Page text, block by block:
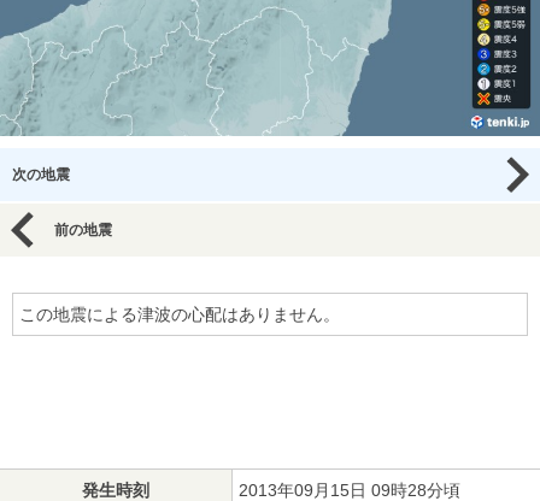
次の地震
前の地震
この地震による津波の心配はありません。
発生時刻 2013年09月15日 09時28分頃